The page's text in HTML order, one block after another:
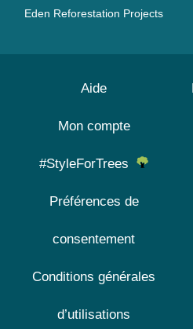
Eden Reforestation Projects
Aide
Mon compte
#StyleForTrees
Préférences de
consentement
Conditions générales
d’utilisations